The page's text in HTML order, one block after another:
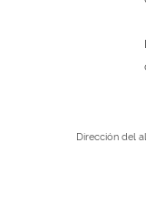
Dirección del